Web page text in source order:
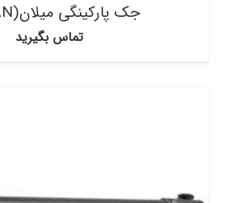
جک پارکینگی میلان(MILAN)
تماس بگیرید